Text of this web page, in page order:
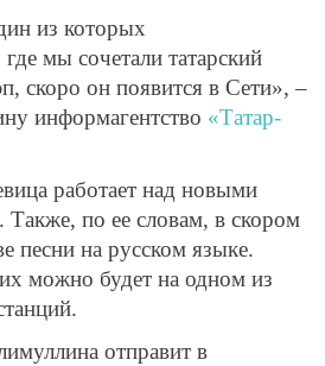
из которых
мы сочетали татарский
скоро он появится в Сети», –
информагентство «Татар-
работает над новыми
Также, по ее словам, в скором
песни на русском языке.
можно будет на одном из
отправит в